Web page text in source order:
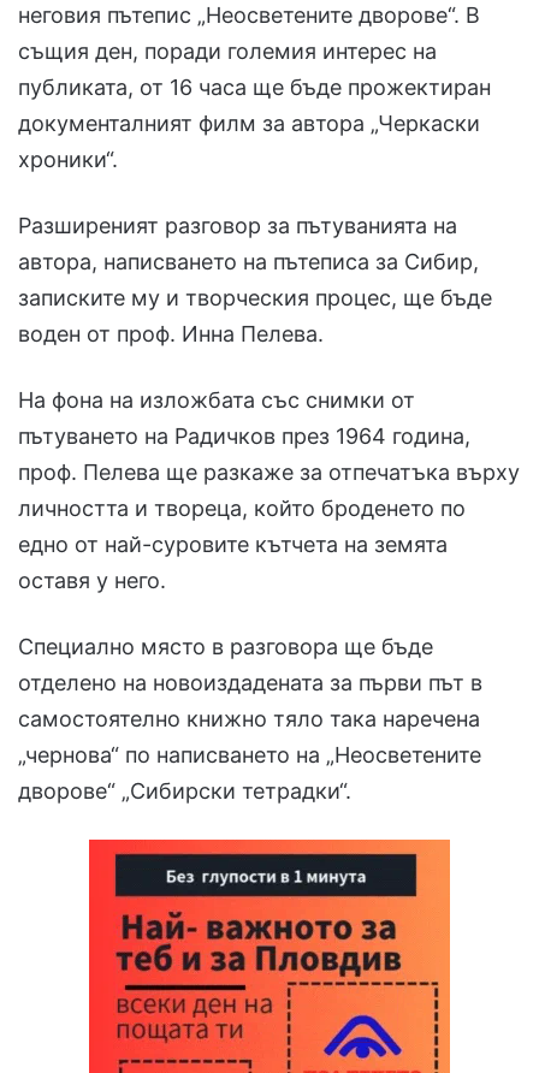
неговия пътепис „Неосветените дворове“. В
същия ден, поради големия интерес на
публиката, от 16 часа ще бъде прожектиран
документалният филм за автора „Черкаски
хроники“.
Разширеният разговор за пътуванията на
автора, написването на пътеписа за Сибир,
записките му и творческия процес, ще бъде
воден от проф. Инна Пелева.
На фона на изложбата със снимки от
пътуването на Радичков през 1964 година,
проф. Пелева ще разкаже за отпечатъка върху
личността и твореца, който броденето по
едно от най-суровите кътчета на земята
оставя у него.
Специално място в разговора ще бъде
отделено на новоиздадената за първи път в
самостоятелно книжно тяло така наречена
„чернова“ по написването на „Неосветените
дворове“ „Сибирски тетрадки“.